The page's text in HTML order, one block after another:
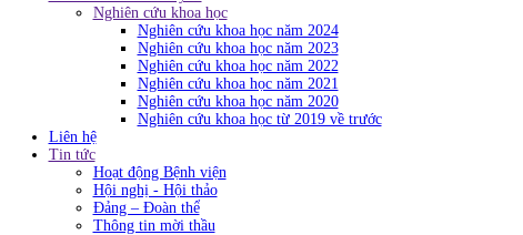
Nghiên cứu khoa học
Nghiên cứu khoa học năm 2024
Nghiên cứu khoa học năm 2023
Nghiên cứu khoa học năm 2022
Nghiên cứu khoa học năm 2021
Nghiên cứu khoa học năm 2020
Nghiên cứu khoa học từ 2019 về trước
Liên hệ
Tin tức
Hoạt động Bệnh viện
Hội nghị - Hội thảo
Đảng – Đoàn thể
Thông tin mời thầu